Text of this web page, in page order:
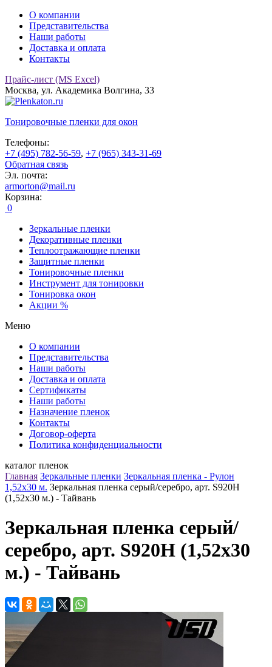
О компании
Представительства
Наши работы
Доставка и оплата
Контакты
Прайс-лист (MS Excel)
Москва, ул. Академика Волгина, 33
Тонировочные пленки для окон
Телефоны:
+7 (495) 782-56-59, +7 (965) 343-31-69
Обратная связь
Эл. почта:
armorton@mail.ru
Корзина:
0
Зеркальные пленки
Декоративные пленки
Теплоотражающие пленки
Защитные пленки
Тонировочные пленки
Инструмент для тонировки
Тонировка окон
Акции %
Меню
О компании
Представительства
Наши работы
Доставка и оплата
Сертификаты
Наши работы
Назначение пленок
Контакты
Договор-оферта
Политика конфиденциальности
каталог пленок
Главная Зеркальные пленки Зеркальная пленка - Рулон
1,52х30 м. Зеркальная пленка серый/серебро, арт. S920H
(1,52х30 м.) - Тайвань
Зеркальная пленка серый/
серебро, арт. S920H (1,52х30
м.) - Тайвань